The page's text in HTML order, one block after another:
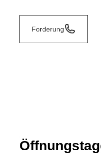
Forderung